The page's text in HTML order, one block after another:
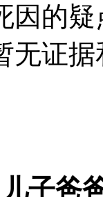
因的
无证
爸